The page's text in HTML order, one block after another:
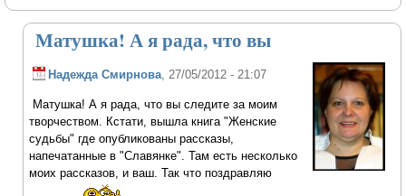
Матушка! А я рада, что вы
Надежда Смирнова , 27/05/2012 - 21:07
Матушка! А я рада, что вы следите за моим
творчеством. Кстати, вышла книга "Женские
судьбы" где опубликованы рассказы,
напечатанные в "Славянке". Там есть несколько
моих рассказов, и ваш. Так что поздравляю